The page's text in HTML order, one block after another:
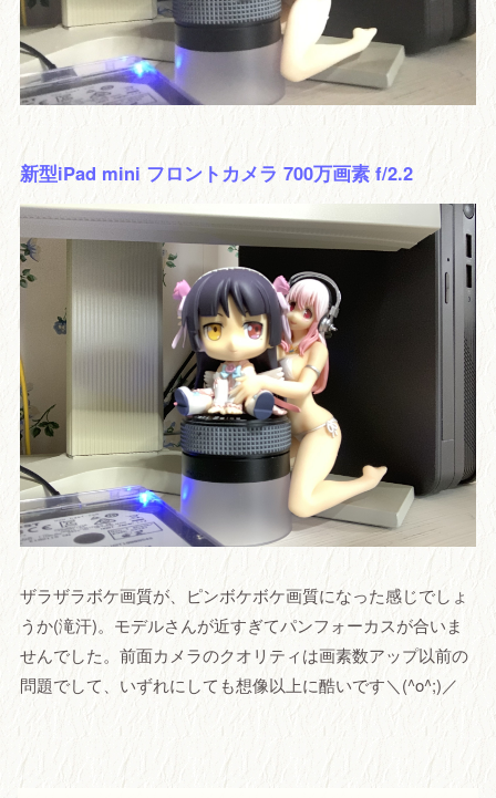
新型iPad mini フロントカメラ 700万画素 f/2.2
ザラザラボケ画質が、ピンボケボケ画質になった感じでしょ
うか(滝汗)。モデルさんが近すぎてパンフォーカスが合いま
せんでした。前面カメラのクオリティは画素数アップ以前の
問題でして、いずれにしても想像以上に酷いです＼(^o^;)／